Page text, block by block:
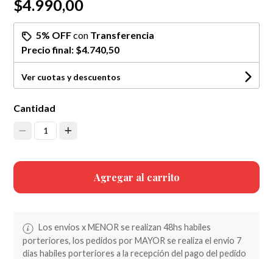
$4.990,00
5% OFFcon Transferencia
Precio final: $4.740,50
Ver cuotas y descuentos
Cantidad
1
Agregar al carrito
Los envios x MENOR se realizan 48hs habiles
porteriores, los pedidos por MAYOR se realiza el envio 7
dias habiles porteriores a la recepción del pago del pedido